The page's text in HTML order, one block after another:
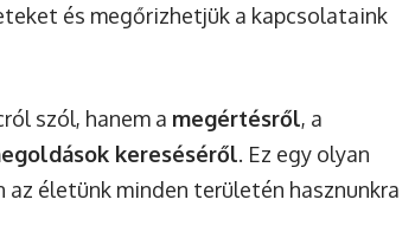
és megőrizhetjük a kapcsolataink
szól, hanem a megértésről, a
kereséséről. Ez egy olyan
életünk minden területén hasznunkra